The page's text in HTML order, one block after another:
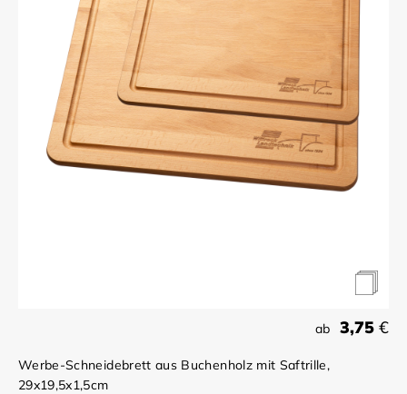
ab 3,75 €
Werbe-Schneidebrett aus Buchenholz mit Saftrille,
29x19,5x1,5cm